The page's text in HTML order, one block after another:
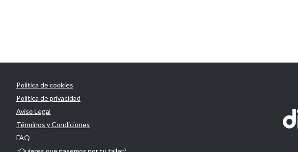
Política de cookies
Política de privacidad
Aviso Legal
Términos y Condiciones
FAQ